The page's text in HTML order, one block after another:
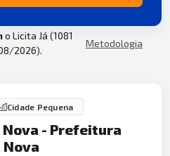
o Licita Já (1081
2026).
Metodologia
Cidade Pequena
Nova - Prefeitura
Nova